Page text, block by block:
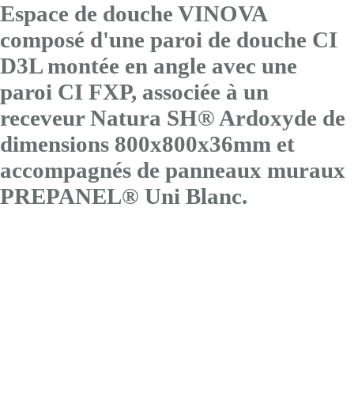
Espace de douche VINOVA
composé d'une paroi de douche CI
D3L montée en angle avec une
paroi CI FXP, associée à un
receveur Natura SH® Ardoxyde de
dimensions 800x800x36mm et
accompagnés de panneaux muraux
PREPANEL® Uni Blanc.